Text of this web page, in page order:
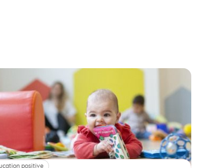
positive